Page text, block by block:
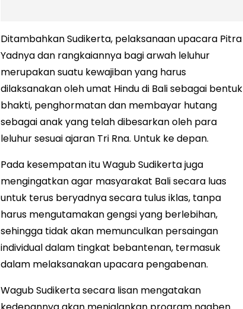
Ditambahkan Sudikerta, pelaksanaan upacara Pitra
Yadnya dan rangkaiannya bagi arwah leluhur
merupakan suatu kewajiban yang harus
dilaksanakan oleh umat Hindu di Bali sebagai bentuk
bhakti, penghormatan dan membayar hutang
sebagai anak yang telah dibesarkan oleh para
leluhur sesuai ajaran Tri Rna. Untuk ke depan.
Pada kesempatan itu Wagub Sudikerta juga
mengingatkan agar masyarakat Bali secara luas
untuk terus beryadnya secara tulus iklas, tanpa
harus mengutamakan gengsi yang berlebihan,
sehingga tidak akan memunculkan persaingan
individual dalam tingkat bebantenan, termasuk
dalam melaksanakan upacara pengabenan.
Wagub Sudikerta secara lisan mengatakan